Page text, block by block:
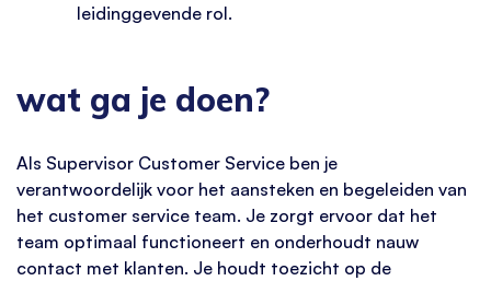
leidinggevende rol.
wat ga je doen?
Als Supervisor Customer Service ben je
verantwoordelijk voor het aansteken en begeleiden van
het customer service team. Je zorgt ervoor dat het
team optimaal functioneert en onderhoudt nauw
contact met klanten. Je houdt toezicht op de